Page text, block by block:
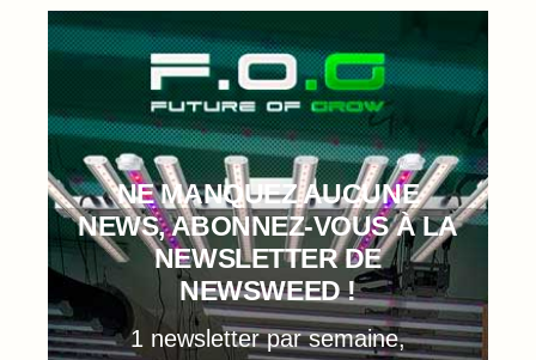
NE MANQUEZ AUCUNE
NEWS, ABONNEZ-VOUS À LA
NEWSLETTER DE
NEWSWEED !
1 newsletter par semaine,